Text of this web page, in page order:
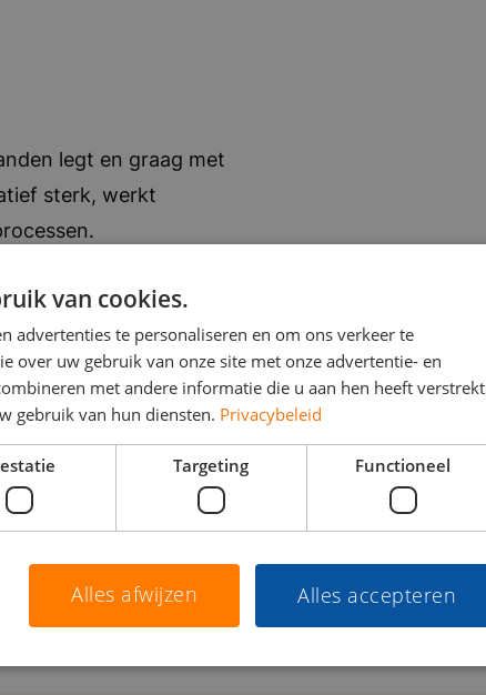
legt en graag met
sterk, werkt
Informatie Analist of
van cookies.
advertenties te personaliseren en om ons verkeer te
over uw gebruik van onze site met onze advertentie- en
met andere informatie die u aan hen heeft verstrekt
gebruik van hun diensten. Privacybeleid
Targeting Functioneel
Alles accepteren
Alles afwijzen